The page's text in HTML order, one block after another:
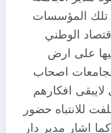
تلك المؤسسات
الوطني
على ارض
اصحاب
افكارهم
للانتباه حضور
كما اشار مدير دار